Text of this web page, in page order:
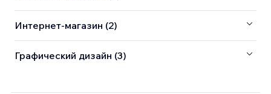
Интернет-магазин (2)
Графический дизайн (3)